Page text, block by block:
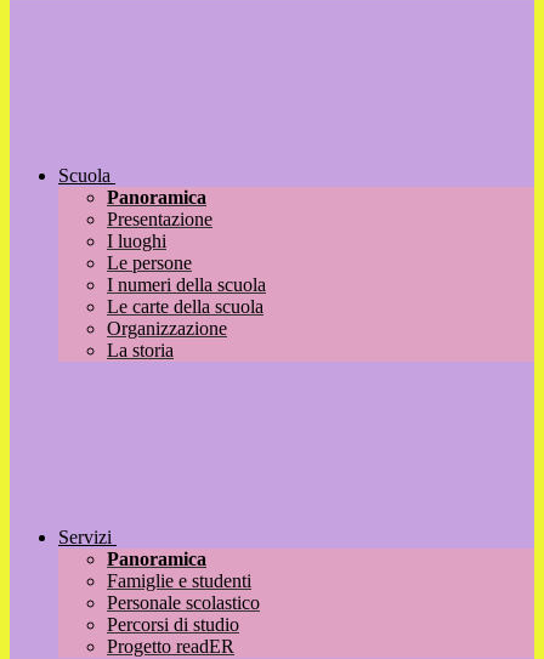
Scuola
Panoramica
Presentazione
I luoghi
Le persone
I numeri della scuola
Le carte della scuola
Organizzazione
La storia
Servizi
Panoramica
Famiglie e studenti
Personale scolastico
Percorsi di studio
Progetto readER